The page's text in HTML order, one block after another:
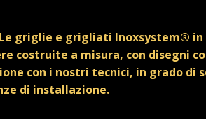
griglie e grigliati Inoxsystem® in
costruite a misura, con disegni
con i nostri tecnici, in grado di
di installazione.